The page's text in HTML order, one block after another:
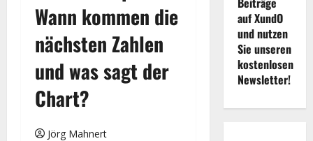
Wann kommen die
nächsten Zahlen
und was sagt der
Chart?
Jörg Mahnert
auf XundO
und nutzen
Sie unseren
kostenlosen
Newsletter!